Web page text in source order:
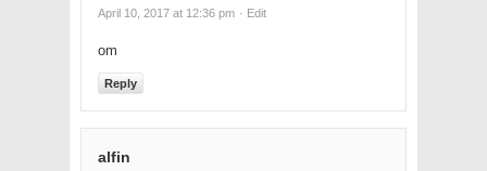
April 10, 2017 at 12:36 pm · Edit
om
Reply
alfin